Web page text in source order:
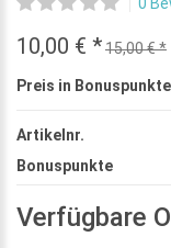
0
10,00 € *15,00 € *
Preis in
Artikelnr.
Bonuspunkte
Verfügbare